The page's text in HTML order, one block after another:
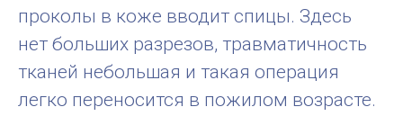
проколы в коже вводит спицы. Здесь
нет больших разрезов, травматичность
тканей небольшая и такая операция
легко переносится в пожилом возрасте.